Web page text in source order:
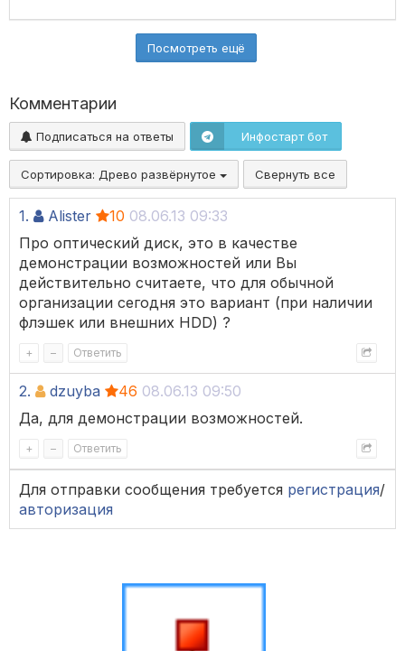
Посмотреть ещё
Комментарии
Подписаться на ответы Инфостарт бот
Сортировка: Древо развёрнутое Свернуть все
1. Alister 10 08.06.13 09:33
Про оптический диск, это в качестве
демонстрации возможностей или Вы
действительно считаете, что для обычной
организации сегодня это вариант (при наличии
флэшек или внешних HDD) ?
+ – Ответить
2. dzuyba 46 08.06.13 09:50
Да, для демонстрации возможностей.
+ – Ответить
Для отправки сообщения требуется регистрация/
авторизация